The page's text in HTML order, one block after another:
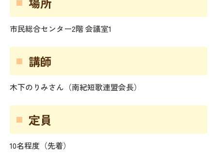
市民総合センター2階 会議室1
講師
木下のりみさん（南紀短歌連盟会長）
定員
10名程度（先着）